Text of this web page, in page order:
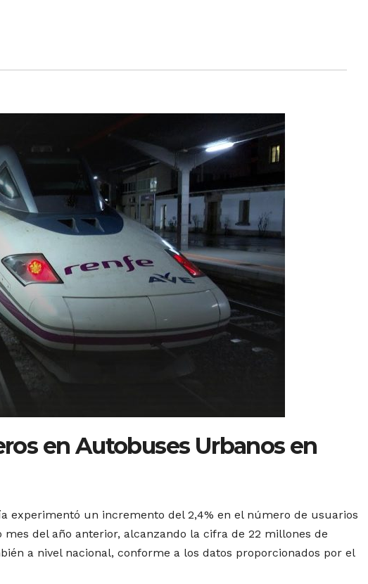
en Autobuses Urbanos en
experimentó un incremento del 2,4% en el número de usuarios
del año anterior, alcanzando la cifra de 22 millones de
a nivel nacional, conforme a los datos proporcionados por el